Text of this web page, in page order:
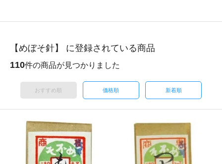
【めぼそ針】 に登録されている商品
110件の商品が見つかりました
おすすめ順 価格順 新着順